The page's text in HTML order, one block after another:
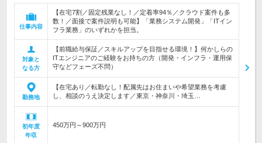
仕事内容
【在宅7割／固定残業なし！／定着率94％／クラウド案件も多
数！／面接で案件説明も可能】「業務システム開発」「ITイン
フラ業務」のいずれかを担当。
対象と
なる方
【前職給与保証／スキルアップを目指せる環境！】何かしらの
ITエンジニアのご経験をお持ちの方（開発・インフラ・運用保
守などフェーズ不問）
勤務地
【在宅あり／転勤なし！配属先はお住まいや希望業務を考慮
し、相談のうえ決定します／東京・神奈川・埼玉…
初年度
年収
450万円～900万円